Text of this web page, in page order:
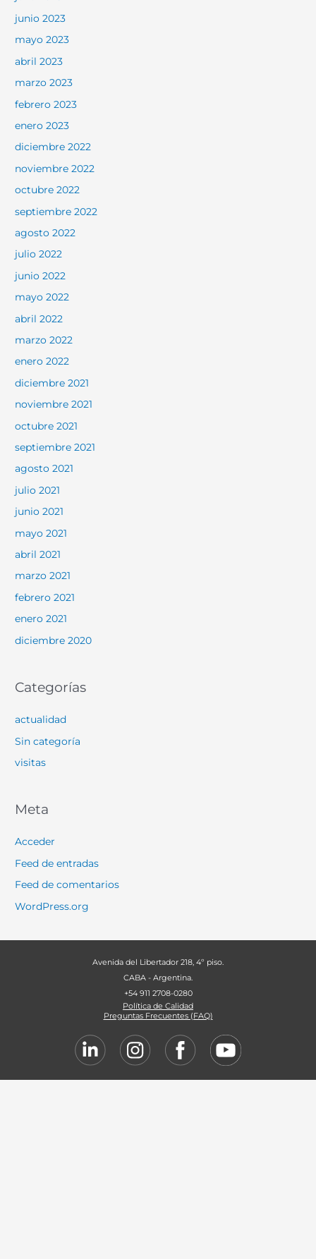
junio 2023
mayo 2023
abril 2023
marzo 2023
febrero 2023
enero 2023
diciembre 2022
noviembre 2022
octubre 2022
septiembre 2022
agosto 2022
julio 2022
junio 2022
mayo 2022
abril 2022
marzo 2022
enero 2022
diciembre 2021
noviembre 2021
octubre 2021
septiembre 2021
agosto 2021
julio 2021
junio 2021
mayo 2021
abril 2021
marzo 2021
febrero 2021
enero 2021
diciembre 2020
Categorías
actualidad
Sin categoría
visitas
Meta
Acceder
Feed de entradas
Feed de comentarios
WordPress.org
Avenida del Libertador 218, 4º piso.
CABA - Argentina.
+54 911 2708-0280
Política de Calidad
Preguntas Frecuentes (FAQ)